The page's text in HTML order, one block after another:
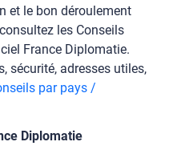
et le bon déroulement
les Conseils
France Diplomatie.
sécurité, adresses utiles,
par pays /
Diplomatie